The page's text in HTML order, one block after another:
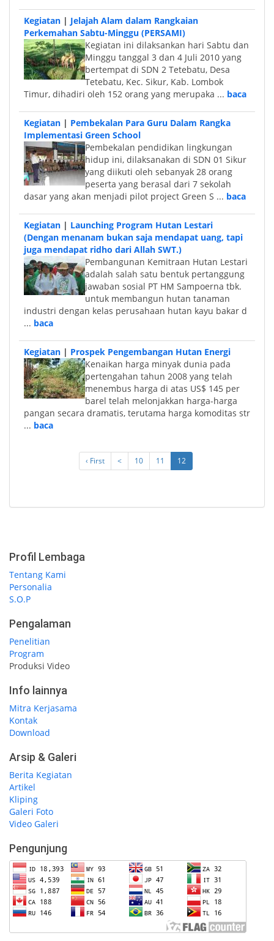
Kegiatan | Jelajah Alam dalam Rangkaian
Perkemahan Sabtu-Minggu (PERSAMI)
Kegiatan ini dilaksankan hari Sabtu dan
Minggu tanggal 3 dan 4 Juli 2010 yang
bertempat di SDN 2 Tetebatu, Desa
Tetebatu, Kec. Sikur, Kab. Lombok
Timur, dihadiri oleh 152 orang yang merupaka ... baca
Kegiatan | Pembekalan Para Guru Dalam Rangka
Implementasi Green School
Pembekalan pendidikan lingkungan
hidup ini, dilaksanakan di SDN 01 Sikur
yang diikuti oleh sebanyak 28 orang
peserta yang berasal dari 7 sekolah
dasar yang akan menjadi pilot project Green S ... baca
Kegiatan | Launching Program Hutan Lestari
(Dengan menanam bukan saja mendapat uang, tapi
juga mendapat ridho dari Allah SWT.)
Pembangunan Kemitraan Hutan Lestari
adalah salah satu bentuk pertanggung
jawaban sosial PT HM Sampoerna tbk.
untuk membangun hutan tanaman
industri dengan kelas perusahaan hutan kayu bakar d
... baca
Kegiatan | Prospek Pengembangan Hutan Energi
Kenaikan harga minyak dunia pada
pertengahan tahun 2008 yang telah
menembus harga di atas US$ 145 per
barel telah melonjakkan harga-harga
pangan secara dramatis, terutama harga komoditas str
... baca
‹ First < 10 11 12
Profil Lembaga
Tentang Kami
Personalia
S.O.P
Pengalaman
Penelitian
Program
Produksi Video
Info lainnya
Mitra Kerjasama
Kontak
Download
Arsip & Galeri
Berita Kegiatan
Artikel
Kliping
Galeri Foto
Video Galeri
Pengunjung